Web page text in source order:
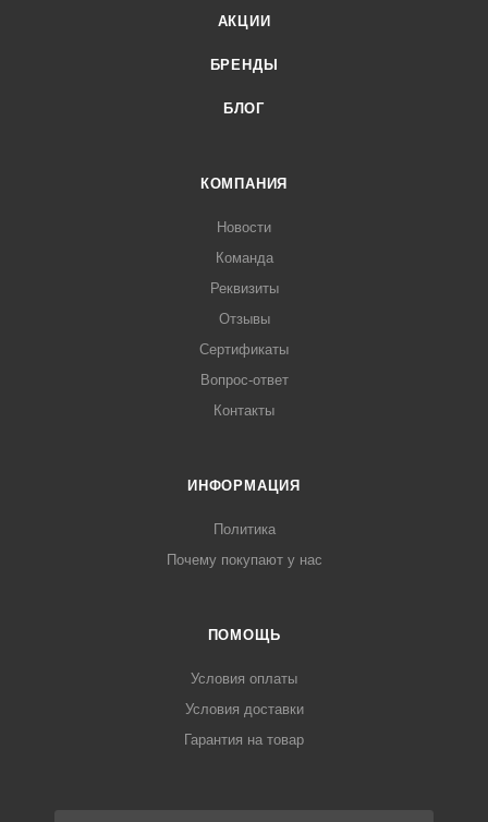
АКЦИИ
БРЕНДЫ
БЛОГ
КОМПАНИЯ
Новости
Команда
Реквизиты
Отзывы
Сертификаты
Вопрос-ответ
Контакты
ИНФОРМАЦИЯ
Политика
Почему покупают у нас
ПОМОЩЬ
Условия оплаты
Условия доставки
Гарантия на товар